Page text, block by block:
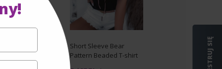
REJESTRUJ SIĘ
Dress
Short Sleeve Bear
Pattern Beaded T-shirt